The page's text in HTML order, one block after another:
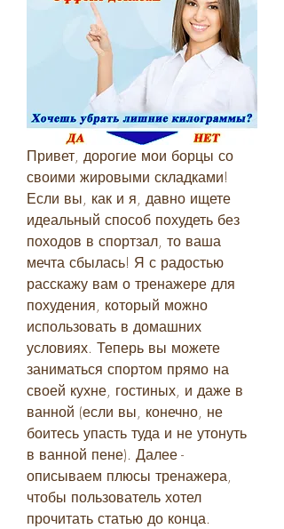
Привет, дорогие мои борцы со
своими жировыми складками!
Если вы, как и я, давно ищете
идеальный способ похудеть без
походов в спортзал, то ваша
мечта сбылась! Я с радостью
расскажу вам о тренажере для
похудения, который можно
использовать в домашних
условиях. Теперь вы можете
заниматься спортом прямо на
своей кухне, гостиных, и даже в
ванной (если вы, конечно, не
боитесь упасть туда и не утонуть
в ванной пене). Далее -
описываем плюсы тренажера,
чтобы пользователь хотел
прочитать статью до конца.